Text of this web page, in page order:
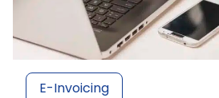
E-Invoicing